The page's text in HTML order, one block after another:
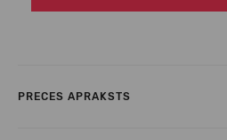
PRECES APRAKSTS